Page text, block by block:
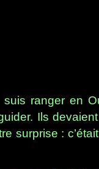
ranger en
Ils
surprise :